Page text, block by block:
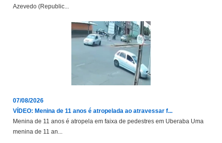
Azevedo (Republic...
07/08/2026
VÍDEO: Menina de 11 anos é atropelada ao atravessar f...
Menina de 11 anos é atropela em faixa de pedestres em Uberaba Uma
menina de 11 an...